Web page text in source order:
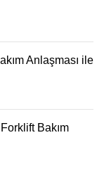
Anlaşması ile
Bakım